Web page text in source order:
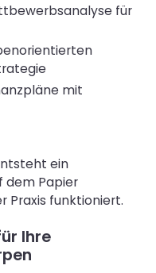
für
mit
ein
dem Papier
Praxis funktioniert.
Ihre